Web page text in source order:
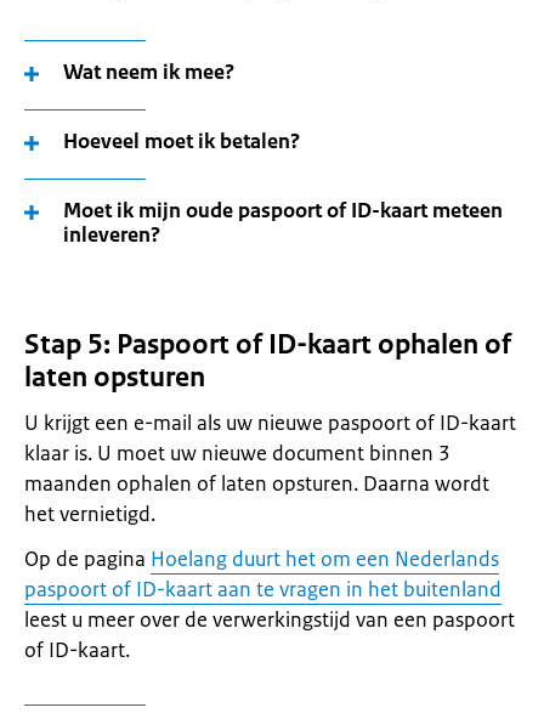
Wat neem ik mee?
Hoeveel moet ik betalen?
Moet ik mijn oude paspoort of ID-kaart meteen
inleveren?
Stap 5: Paspoort of ID-kaart ophalen of
laten opsturen
U krijgt een e-mail als uw nieuwe paspoort of ID-kaart
klaar is. U moet uw nieuwe document binnen 3
maanden ophalen of laten opsturen. Daarna wordt
het vernietigd.
Op de pagina Hoelang duurt het om een Nederlands
paspoort of ID-kaart aan te vragen in het buitenland
leest u meer over de verwerkingstijd van een paspoort
of ID-kaart.